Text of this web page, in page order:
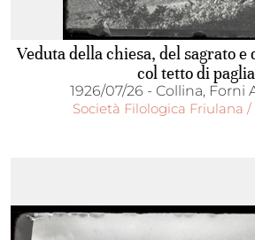
Veduta della chiesa, del sagrato e
col tetto di
1926/07/26 - Collina, Forni
Società Filologica Friulana /